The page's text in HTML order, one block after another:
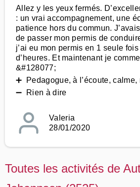
Allez y les yeux fermés.
: un vrai accompagnement, une
patience hors du commun.
de passer mon permis de
j’ai eu mon permis en 1 seule
d’heures. Et maintenant je
&#128077;
➕ Pedagogue, à l’écoute, calme,
➖ Rien à dire
Valeria
28/01/2020
Toutes les activités de